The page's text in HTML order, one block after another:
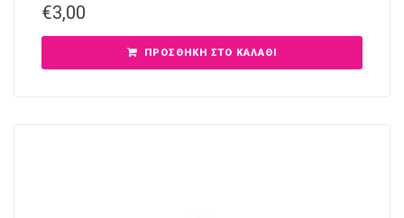
€3,00
ΠΡΟΣΘΉΚΗ ΣΤΟ ΚΑΛΆΘΙ